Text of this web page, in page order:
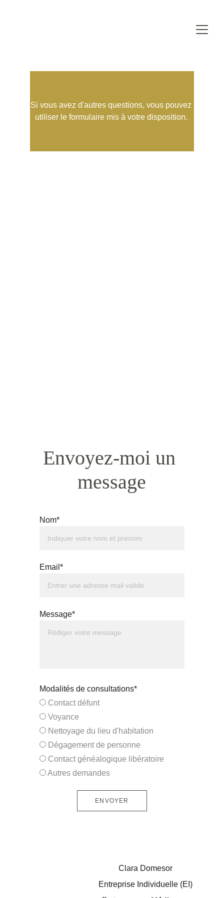
Si vous avez d'autres questions, vous pouvez
utiliser le formulaire mis à votre disposition.
Nom*
Email*
Message*
Modalités de consultations*
Contact défunt
Voyance
Nettoyage du lieu d'habitation
Dégagement de personne
Contact généalogique libératoire
Autres demandes
ENVOYER
Envoyez-moi un
message
Clara Domesor
Entreprise Individuelle (EI)